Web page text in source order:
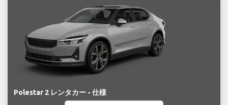
Polestar 2 レンタカー - 仕様